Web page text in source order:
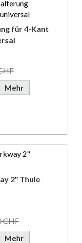
für 4-Kant
Mehr
2" Thule
CHF
Mehr